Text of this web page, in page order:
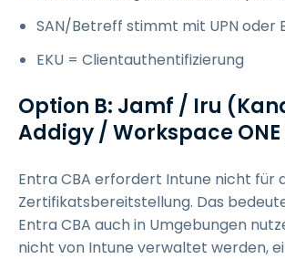
SAN/Betreff stimmt mit UPN oder
EKU = Clientauthentifizierung
Option B: Jamf / Iru
Addigy / Workspace
Entra CBA erfordert Intune nicht für
Zertifikatsbereitstellung. Das
Entra CBA auch in Umgebungen
nicht von Intune verwaltet werden,